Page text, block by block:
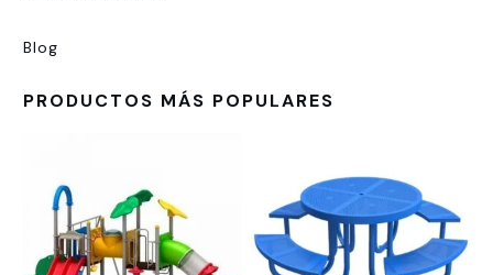
Blog
PRODUCTOS MÁS POPULARES